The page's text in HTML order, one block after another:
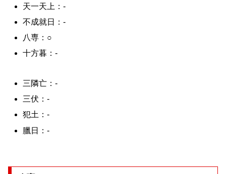
天一天上：-
不成就日：-
八専：○
十方暮：-
三隣亡：-
三伏：-
犯土：-
臘日：-